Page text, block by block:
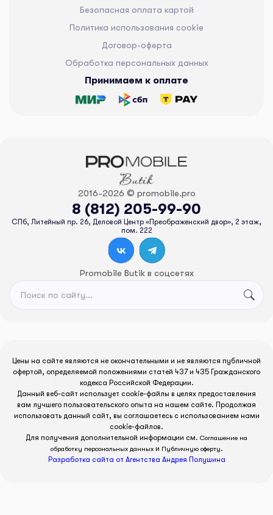
Безопасная оплата картой
Политика использования cookie
Договор-оферта
Обработка персональных данных
Принимаем к оплате
2016-2026 © promobile.pro
8 (812) 205-99-90
СПб, Литейный пр. 26, Деловой Центр «Преображенский двор», 2 этаж,
пом. 222
Promobile Butik в соцсетях
Цены на сайте являются не окончательными и не являются публичной
офертой, определяемой положениями статей 437 и 435 Гражданского
кодекса Российской Федерации.
Данный веб-сайт использует cookie-файлы в целях предоставления
вам лучшего пользовательского опыта на нашем сайте. Продолжая
использовать данный сайт, вы соглашаетесь с использованием нами
cookie-файлов.
Для получения дополнительной информации см. Соглашение на
обработку персональных данныхи Публичную оферту.
Разработка сайта от Агентства Андрея Полушина